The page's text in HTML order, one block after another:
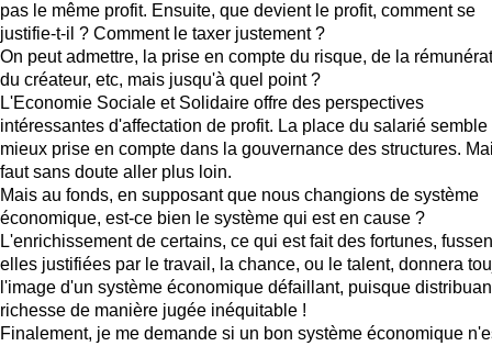
pas le même profit. Ensuite, que devient le profit, comment se
justifie-t-il ? Comment le taxer justement ?
On peut admettre, la prise en compte du risque, de la
du créateur, etc, mais jusqu'à quel point ?
L'Economie Sociale et Solidaire offre des perspectives
intéressantes d'affectation de profit. La place du salarié semble
mieux prise en compte dans la gouvernance des structures.
faut sans doute aller plus loin.
Mais au fonds, en supposant que nous changions de système
économique, est-ce bien le système qui est en cause ?
L'enrichissement de certains, ce qui est fait des fortunes,
elles justifiées par le travail, la chance, ou le talent, donnera
l'image d'un système économique défaillant, puisque
richesse de manière jugée inéquitable !
Finalement, je me demande si un bon système économique